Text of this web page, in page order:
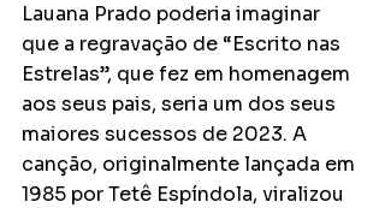
Lauana Prado poderia imaginar
que a regravação de “Escrito nas
Estrelas”, que fez em homenagem
aos seus pais, seria um dos seus
maiores sucessos de 2023. A
canção, originalmente lançada em
1985 por Tetê Espíndola, viralizou